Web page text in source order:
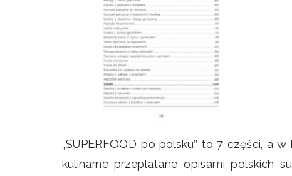
„SUPERFOOD po polsku” to 7 części, a
kulinarne przeplatane opisami polskich